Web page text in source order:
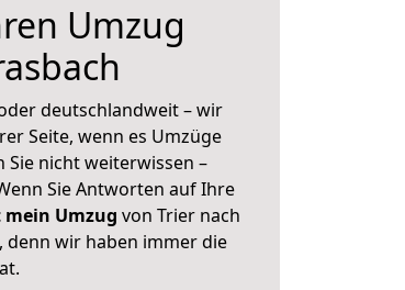
Umzug
deutschlandweit – wir
Seite, wenn es Umzüge
Sie nicht weiterwissen –
Sie Antworten auf Ihre
Umzug von Trier nach
denn wir haben immer die